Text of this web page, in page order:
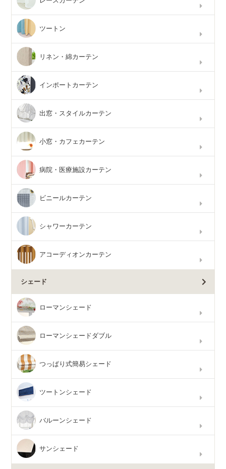
ツートン
リネン・綿カーテン
インポートカーテン
出窓・スタイルカーテン
小窓・カフェカーテン
病院・医療施設カーテン
ビニールカーテン
シャワーカーテン
アコーディオンカーテン
シェード
ローマンシェード
ローマンシェードダブル
つっぱり式簡易シェード
ツートンシェード
バルーンシェード
サンシェード